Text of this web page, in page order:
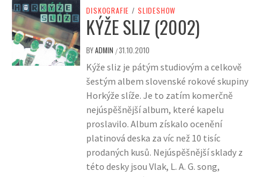
DISKOGRAFIE / SLIDESHOW
KÝŽE SLIZ (2002)
BYADMIN /31.10.2010
Kýže sliz je pátým studiovým a celkově
šestým albem slovenské rokové skupiny
Horkýže slíže. Je to zatím komerčně
nejúspěšnější album, které kapelu
proslavilo. Album získalo ocenění
platinová deska za víc než 10 tisíc
prodaných kusů. Nejúspěšnější sklady z
této desky jsou Vlak, L. A. G. song,